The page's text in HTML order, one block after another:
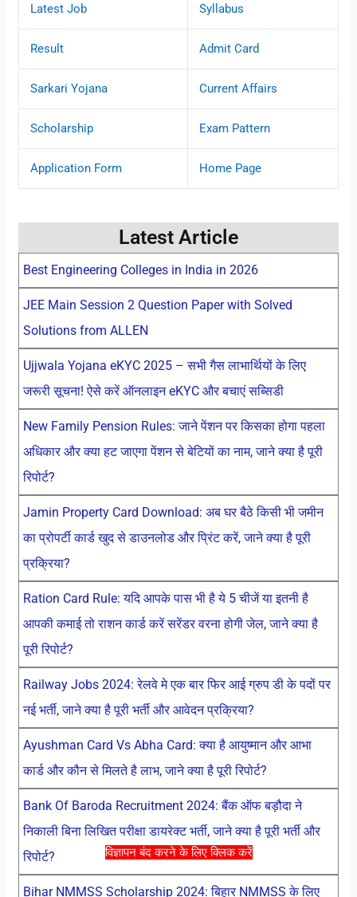
विज्ञापन बंद करने के लिए क्लिक करें
Latest Job Syllabus
Result Admit Card
Sarkari Yojana Current Affairs
Scholarship Exam Pattern
Application Form Home Page
Latest Article
Best Engineering Colleges in India in 2026
JEE Main Session 2 Question Paper with Solved
Solutions from ALLEN
Ujjwala Yojana eKYC 2025 – सभी गैस लाभार्थियों के लिए
जरूरी सूचना! ऐसे करें ऑनलाइन eKYC और बचाएं सब्सिडी
New Family Pension Rules: जाने पेंशन पर किसका होगा पहला
अधिकार और क्या हट जाएगा पेंशन से बेटियों का नाम, जाने क्या है पूरी
रिपोर्ट?
Jamin Property Card Download: अब घर बैठे किसी भी जमीन
का प्रोपर्टी कार्ड खुद से डाउनलोड और प्रिंट करें, जाने क्या है पूरी
प्रक्रिया?
Ration Card Rule: यदि आपके पास भी है ये 5 चीजें या इतनी है
आपकी कमाई तो राशन कार्ड करें सरेंडर वरना होगी जेल, जाने क्या है
पूरी रिपोर्ट?
Railway Jobs 2024: रेलवे मे एक बार फिर आई ग्रुप डी के पदों पर
नई भर्ती, जाने क्या है पूरी भर्ती और आवेदन प्रक्रिया?
Ayushman Card Vs Abha Card: क्या है आयुष्मान और आभा
कार्ड और कौन से मिलते है लाभ, जाने क्या है पूरी रिपोर्ट?
Bank Of Baroda Recruitment 2024: बैंक ऑफ बड़ौदा ने
निकाली बिना लिखित परीक्षा डायरेक्ट भर्ती, जाने क्या है पूरी भर्ती और
रिपोर्ट?
Bihar NMMSS Scholarship 2024: बिहार NMMSS के लिए